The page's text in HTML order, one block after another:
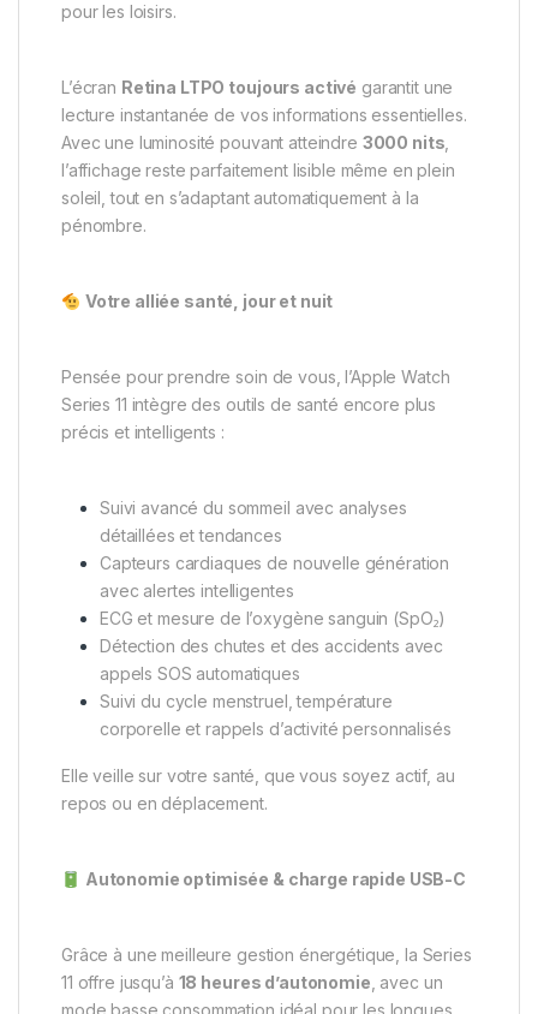
pour les loisirs.
L’écran Retina LTPO toujours activé garantit une
lecture instantanée de vos informations essentielles.
Avec une luminosité pouvant atteindre 3000 nits
l’affichage reste parfaitement lisible même en plein
soleil, tout en s’adaptant automatiquement à la
pénombre.
Votre alliée santé, jour et nuit
Pensée pour prendre soin de vous, l’Apple Watch
Series 11 intègre des outils de santé encore plus
précis et intelligents :
Suivi avancé du sommeil avec analyses
détaillées et tendances
Capteurs cardiaques de nouvelle génération
avec alertes intelligentes
ECG et mesure de l’oxygène sanguin (SpO₂)
Détection des chutes et des accidents avec
appels SOS automatiques
Suivi du cycle menstruel, température
corporelle et rappels d’activité personnalisés
Elle veille sur votre santé, que vous soyez actif, au
repos ou en déplacement.
Autonomie optimisée & charge rapide USB-C
Grâce à une meilleure gestion énergétique, la Series
11 offre jusqu’à 18 heures d’autonomie , avec un